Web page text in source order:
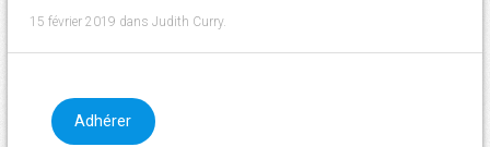
15 février 2019 dans Judith Curry.
Adhérer